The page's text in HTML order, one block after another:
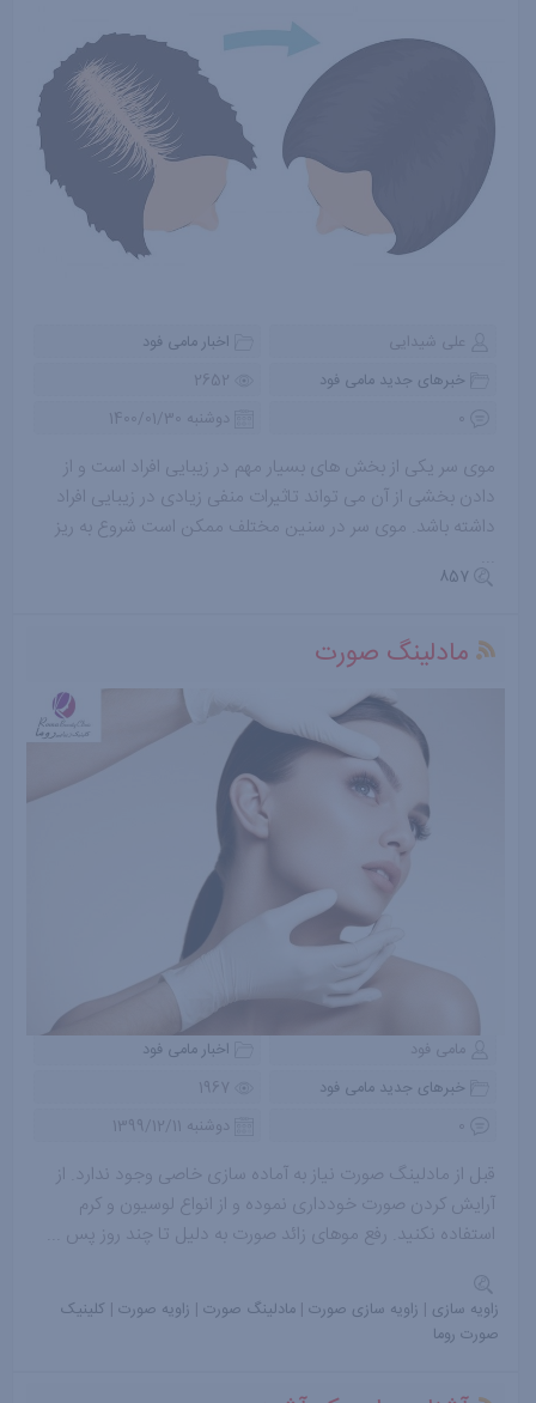
علی شیدایی
اخبار مامی فود
خبرهای جدید مامی فود
2652
دوشنبه 1400/01/30
موی سر یکی از بخش های بسیار مهم در زیبایی افراد است و از
دادن بخشی از آن می تواند تاثیرات منفی زیادی در زیبایی افراد
داشته باشد. موی سر در سنین مختلف ممکن است شروع به ریز
857
مادلینگ صورت
مامی فود
اخبار مامی فود
خبرهای جدید مامی فود
1967
دوشنبه 1399/12/11
قبل از مادلینگ صورت نیاز به آماده سازی خاصی وجود ندارد. از
آرایش کردن صورت خودداری نموده و از انواع لوسیون و کرم
استفاده نکنید. رفع موهای زائد صورت به دلیل تا چند روز پس ...
زاویه سازی | زاویه سازی صورت |مادلینگ صورت | زاویه صورت | کلینیک
صورت روما